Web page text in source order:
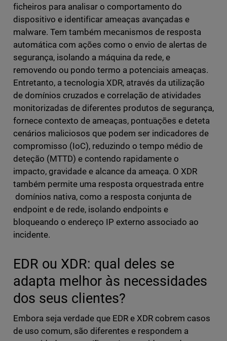
ficheiros para analisar o comportamento do
dispositivo e identificar ameaças avançadas e
malware. Tem também mecanismos de resposta
automática com ações como o envio de alertas de
segurança, isolando a máquina da rede, e
removendo ou pondo termo a potenciais ameaças.
Entretanto, a tecnologia XDR, através da utilização
de domínios cruzados e correlação de atividades
monitorizadas de diferentes produtos de segurança,
fornece contexto de ameaças, pontuações e deteta
cenários maliciosos que podem ser indicadores de
compromisso (IoC), reduzindo o tempo médio de
deteção (MTTD) e contendo rapidamente o
impacto, gravidade e alcance da ameaça. O XDR
também permite uma resposta orquestrada entre
domínios nativa, como a resposta conjunta de
endpoint e de rede, isolando endpoints e
bloqueando o endereço IP externo associado ao
incidente.
EDR ou XDR: qual deles se
adapta melhor às necessidades
dos seus clientes?
Embora seja verdade que EDR e XDR cobrem casos
de uso comum, são diferentes e respondem a